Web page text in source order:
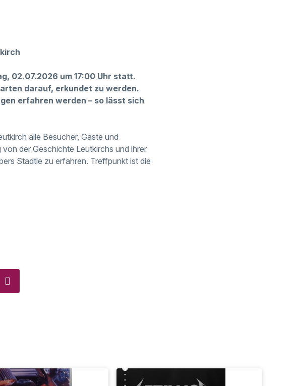
02.07.2026 um 17:00 Uhr statt.
darauf, erkundet zu werden.
erfahren werden – so lässt sich
alle Besucher, Gäste und
der Geschichte Leutkirchs und ihrer
Städtle zu erfahren. Treffpunkt ist die